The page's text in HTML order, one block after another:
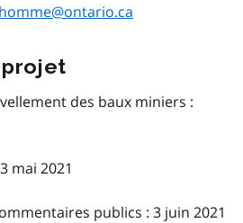
des baux miniers :
mai 2021
publics : 3 juin 2021